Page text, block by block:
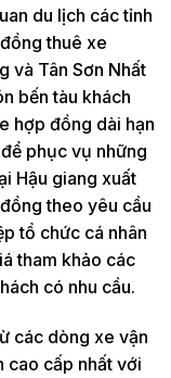
du lịch các tỉnh
thuê xe
và Tân Sơn Nhất
bến tàu khách
hợp đồng dài hạn
phục vụ những
Hậu giang xuất
theo yêu cầu
tổ chức cá nhân
tham khảo các
có nhu cầu.
các dòng xe vận
cao cấp nhất với